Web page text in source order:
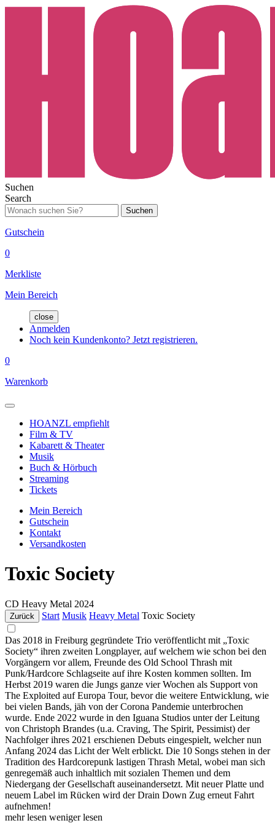
Suchen
Search
Suchen
Gutschein
0
Merkliste
Mein Bereich
close
Anmelden
Noch kein Kundenkonto? Jetzt registrieren.
0
Warenkorb
HOANZL empfiehlt
Film & TV
Kabarett & Theater
Musik
Buch & Hörbuch
Streaming
Tickets
Mein Bereich
Gutschein
Kontakt
Versandkosten
Toxic Society
CD Heavy Metal 2024
Zurück Start Musik Heavy Metal Toxic Society
Das 2018 in Freiburg gegründete Trio veröffentlicht mit „Toxic
Society“ ihren zweiten Longplayer, auf welchem wie schon bei den
Vorgängern vor allem, Freunde des Old School Thrash mit
Punk/Hardcore Schlagseite auf ihre Kosten kommen sollten. Im
Herbst 2019 waren die Jungs ganze vier Wochen als Support von
The Exploited auf Europa Tour, bevor die weitere Entwicklung, wie
bei vielen Bands, jäh von der Corona Pandemie unterbrochen
wurde. Ende 2022 wurde in den Iguana Studios unter der Leitung
von Christoph Brandes (u.a. Craving, The Spirit, Pessimist) der
Nachfolger ihres 2021 erschienen Debuts eingespielt, welcher nun
Anfang 2024 das Licht der Welt erblickt. Die 10 Songs stehen in der
Tradition des Hardcorepunk lastigen Thrash Metal, wobei man sich
genregemäß auch inhaltlich mit sozialen Themen und dem
Niedergang der Gesellschaft auseinandersetzt. Mit neuer Platte und
neuem Label im Rücken wird der Drain Down Zug erneut Fahrt
aufnehmen!
mehr lesen weniger lesen